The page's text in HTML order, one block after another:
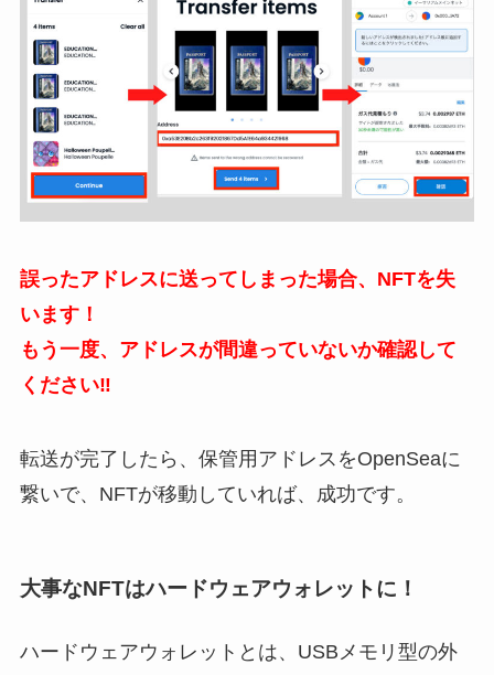
誤ったアドレスに送ってしまった場合、NFTを失
います！
もう一度、アドレスが間違っていないか確認して
ください‼️
転送が完了したら、保管用アドレスをOpenSeaに
繋いで、NFTが移動していれば、成功です。
大事なNFTはハードウェアウォレットに！
ハードウェアウォレットとは、USBメモリ型の外